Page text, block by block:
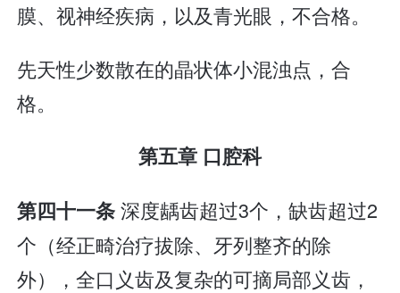
膜、视神经疾病，以及青光眼，不合格。
先天性少数散在的晶状体小混浊点，合
格。
第五章 口腔科
第四十一条深度龋齿超过3个，缺齿超过2
个（经正畸治疗拔除、牙列整齐的除
外），全口义齿及复杂的可摘局部义齿，